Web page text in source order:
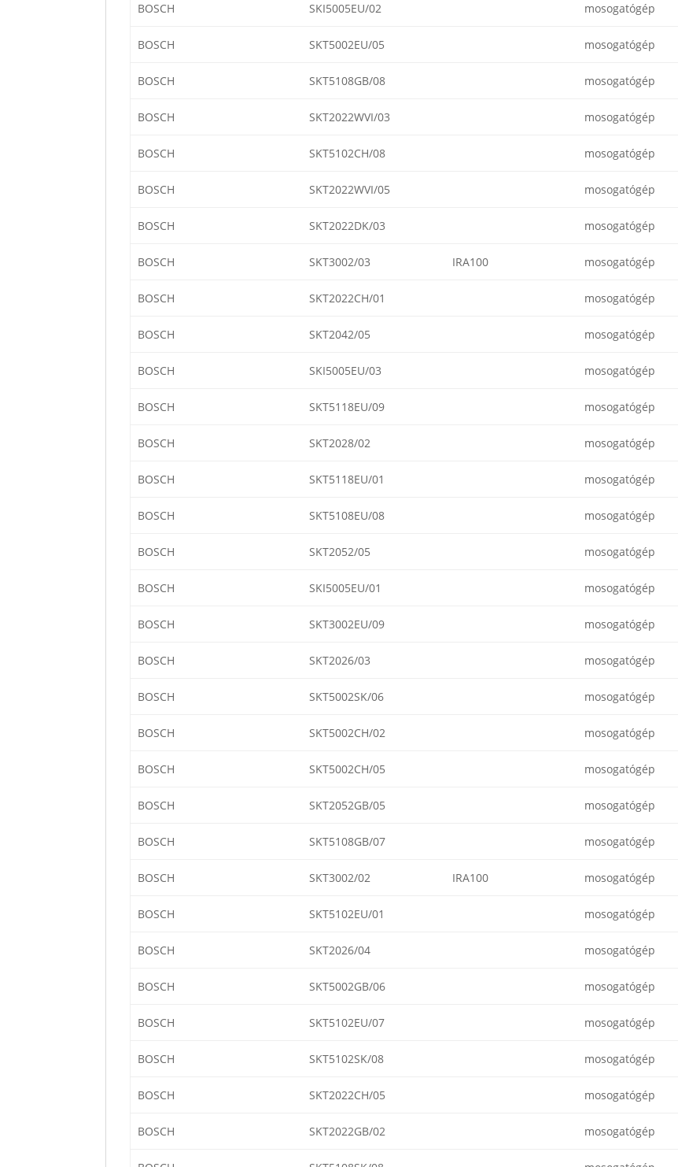
BOSCH SKI5005EU/02 mosogatógép
BOSCH SKT5002EU/05 mosogatógép
BOSCH SKT5108GB/08 mosogatógép
BOSCH SKT2022WVI/03 mosogatógép
BOSCH SKT5102CH/08 mosogatógép
BOSCH SKT2022WVI/05 mosogatógép
BOSCH SKT2022DK/03 mosogatógép
BOSCH SKT3002/03 IRA100 mosogatógép
BOSCH SKT2022CH/01 mosogatógép
BOSCH SKT2042/05 mosogatógép
BOSCH SKI5005EU/03 mosogatógép
BOSCH SKT5118EU/09 mosogatógép
BOSCH SKT2028/02 mosogatógép
BOSCH SKT5118EU/01 mosogatógép
BOSCH SKT5108EU/08 mosogatógép
BOSCH SKT2052/05 mosogatógép
BOSCH SKI5005EU/01 mosogatógép
BOSCH SKT3002EU/09 mosogatógép
BOSCH SKT2026/03 mosogatógép
BOSCH SKT5002SK/06 mosogatógép
BOSCH SKT5002CH/02 mosogatógép
BOSCH SKT5002CH/05 mosogatógép
BOSCH SKT2052GB/05 mosogatógép
BOSCH SKT5108GB/07 mosogatógép
BOSCH SKT3002/02 IRA100 mosogatógép
BOSCH SKT5102EU/01 mosogatógép
BOSCH SKT2026/04 mosogatógép
BOSCH SKT5002GB/06 mosogatógép
BOSCH SKT5102EU/07 mosogatógép
BOSCH SKT5102SK/08 mosogatógép
BOSCH SKT2022CH/05 mosogatógép
BOSCH SKT2022GB/02 mosogatógép